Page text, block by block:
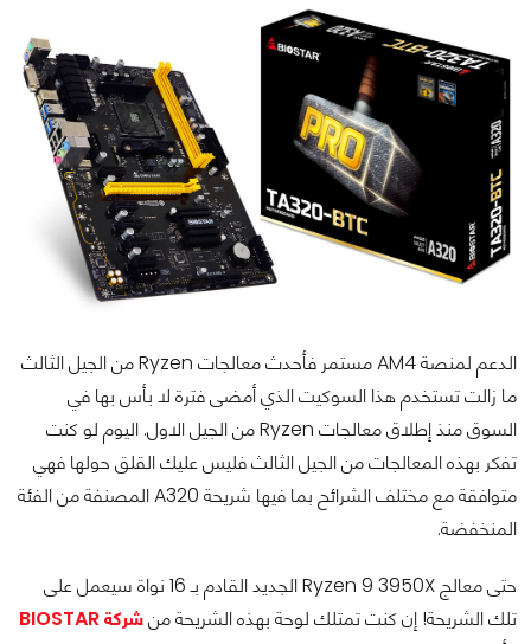
الدعم لمنصة AM4 مستمر فأحدث معالجات Ryzen من الجيل الثالث
ما زالت تستخدم هذا السوكيت الذي أمضى فترة لا بأس بها في
السوق منذ إطلاق معالجات Ryzen من الجيل الاول. اليوم لو كنت
تفكر بهذه المعالجات من الجيل الثالث فليس عليك القلق حولها فهي
متوافقة مع مختلف الشرائح بما فيها شريحة A320 المصنفة من الفئة
المنخفضة.
حتى معالج Ryzen 9 3950X الجديد القادم بـ 16 نواة سيعمل على
تلك الشريحة! إن كنت تمتلك لوحة بهذه الشريحة منشركة BIOSTAR